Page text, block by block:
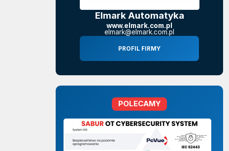
Elmark Automatyka
www.elmark.com.pl
elmark@elmark.com.pl
PROFIL FIRMY
POLECAMY